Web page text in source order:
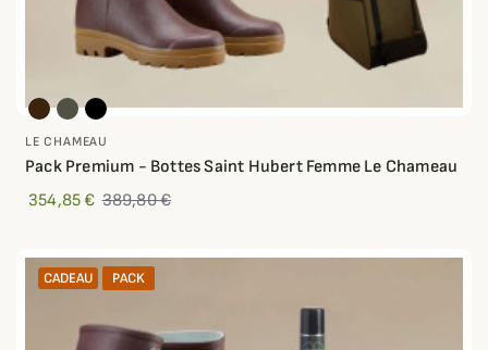
LE CHAMEAU
Pack Premium - Bottes Saint Hubert Femme Le Chameau
354,85 € 389,80 €
CADEAU PACK